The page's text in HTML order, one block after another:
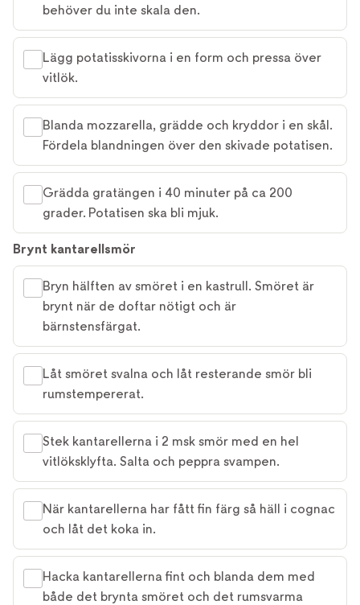
behöver du inte skala den.
Lägg potatisskivorna i en form och pressa över
vitlök.
Blanda mozzarella, grädde och kryddor i en skål.
Fördela blandningen över den skivade potatisen.
Grädda gratängen i 40 minuter på ca 200
grader. Potatisen ska bli mjuk.
Brynt kantarellsmör
Bryn hälften av smöret i en kastrull. Smöret är
brynt när de doftar nötigt och är
bärnstensfärgat.
Låt smöret svalna och låt resterande smör bli
rumstempererat.
Stek kantarellerna i 2 msk smör med en hel
vitlöksklyfta. Salta och peppra svampen.
När kantarellerna har fått fin färg så häll i cognac
och låt det koka in.
Hacka kantarellerna fint och blanda dem med
både det brynta smöret och det rumsvarma